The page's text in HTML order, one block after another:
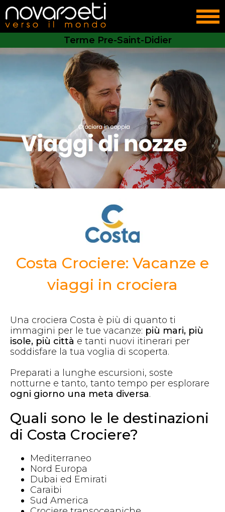
Terme Pre-Saint-Didier
Costa Crociere: Vacanze e
viaggi in crociera
Una crociera Costa è più di quanto ti
immagini per le tue vacanze: più mari, più
isole, più città e tanti nuovi itinerari per
soddisfare la tua voglia di scoperta.
Preparati a lunghe escursioni, soste
notturne e tanto, tanto tempo per esplorare
ogni giorno una meta diversa.
Quali sono le le destinazioni
di Costa Crociere?
Mediterraneo
Nord Europa
Dubai ed Emirati
Caraibi
Sud America